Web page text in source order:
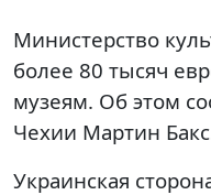
Министерство
более 80 тысяч
музеям. Об этом
Чехии Мартин
Украинская